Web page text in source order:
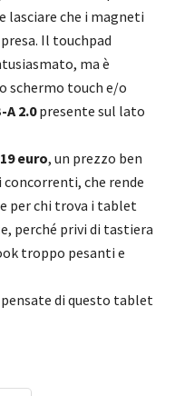
lasciare che i magneti
Il touchpad
ma è
schermo touch e/o
A 2.0presente sul lato
euro, un prezzo ben
che rende
per chi trova i tablet
perché privi di tastiera
troppo pesanti e
di questo tablet